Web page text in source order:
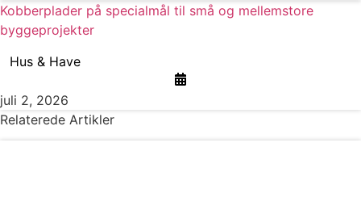
Kobberplader på specialmål til små og mellemstore
byggeprojekter
Hus & Have
juli 2, 2026
Relaterede Artikler